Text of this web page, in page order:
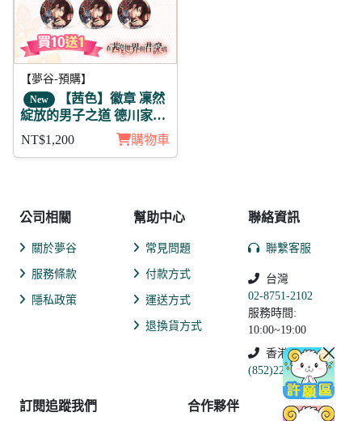
【夢谷-預購】
New 【茜色】徽章 凜然
綻放的男子之道 德川家光
NT$1,200 購物車
公司相關
關於夢谷
服務條款
隱私政策
幫助中心
常見問題
付款方式
運送方式
退換貨方式
聯絡資訊
聯繫客服
台灣
02-8751-2102
服務時間:
10:00~19:00
香港
(852)2250-9311
訂閱追蹤我們 合作夥伴